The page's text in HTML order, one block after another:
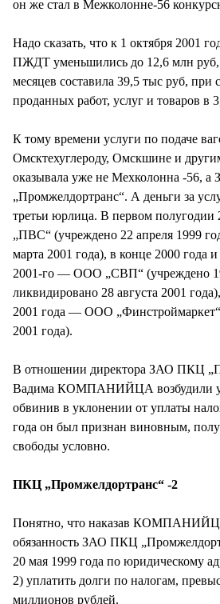
он же стал в Межколонне-56
Надо сказать, что к 1 октября 2001
ПЖДТ уменьшились до 12,6 млн руб,
месяцев составила 39,5 тыс руб, при
проданных работ, услуг и товаров в
К тому времени услуги по подаче
Омсктехуглероду, Омскшине и
оказывала уже не Мехколонна -56,
„Промжелдортранс“. А деньги за
третьи юрлица. В первом
„ПВС“ (учреждено 22 апреля 1999
марта 2001 года), в конце 2000 года
2001-го — ООО „СВП“ (учреждено
ликвидировано 28 августа 2001
2001 года — ООО „Финстроймаркет“
2001 года).
В отношении директора ЗАО ПКЦ
Вадима КОМПАНИЙЦА возбудили
обвинив в уклонении от уплаты
года он был признан виновным,
свободы условно.
ПКЦ „Промжелдортранс“ -2
Понятно, что наказав
обязанность ЗАО ПКЦ
20 мая 1999 года по юридическому
2) уплатить долги по налогам,
миллионов рублей.